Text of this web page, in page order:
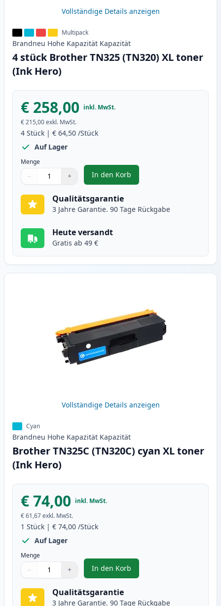
Vollständige Details anzeigen
Multipack
Brandneu Hohe Kapazität Kapazität
4 stück Brother TN325 (TN320) XL toner
(Ink Hero)
€ 258,00 inkl. MwSt.
€ 215,00exkl. MwSt.
4 Stück | € 64,50 /Stück
Auf Lager
Menge
Verwenden Sie die Tasten, um anzupassen
− +
1
In den Korb
, 4 stück Brother TN325 (TN320)
Qualitätsgarantie
3 Jahre Garantie. 90 Tage Rückgabe
Heute versandt
Gratis ab 49 €
Vollständige Details anzeigen
Cyan
Brandneu Hohe Kapazität Kapazität
Brother TN325C (TN320C) cyan XL toner
(Ink Hero)
€ 74,00 inkl. MwSt.
€ 61,67exkl. MwSt.
1 Stück | € 74,00 /Stück
Auf Lager
Menge
Verwenden Sie die Tasten, um anzupassen
− +
1
In den Korb
, Brother TN325C (TN320C) cyan
Qualitätsgarantie
3 Jahre Garantie. 90 Tage Rückgabe